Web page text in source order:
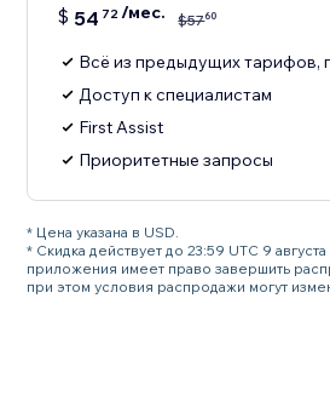
$ 54 72/мес. $5760
Всё из предыдущих тарифов,
Доступ к специалистам
First Assist
Приоритетные запросы
* Цена указана в USD.
* Скидка действует до 23:59 UTC 9
приложения имеет право завершить
при этом условия распродажи могут